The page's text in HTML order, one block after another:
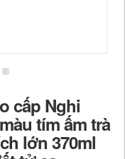
cấp Nghi
tím ấm trà
lớn 370ml